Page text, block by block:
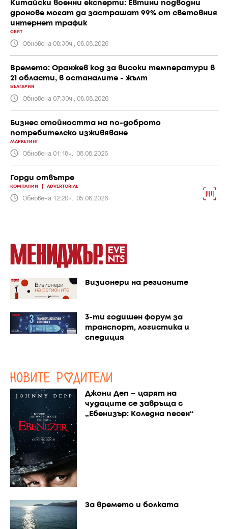
Китайски военни експерти: Евтини подводни
дронове могат да застрашат 99% от световния
интернет трафик
СВЯТ
Обновена 08:30ч., 08.08.2026
Времето: Оранжев код за високи температури в
21 области, в останалите - жълт
БЪЛГАРИЯ
Обновена 07:30ч., 08.08.2026
Бизнес стойността на по-доброто
потребителско изживяване
МАРКЕТИНГ
Обновена 01:18ч., 08.08.2026
Горди отвътре
КОМПАНИИ ADVERTORIAL
Обновена 12:20ч., 05.08.2026
Визионери на регионите
3-ти годишен форум за
транспорт, логистика и
спедиция
Джони Деп – царят на
чудаците се завръща с
„Ебенизър: Коледна песен“
За времето и болката